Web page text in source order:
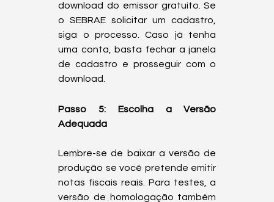
download do emissor gratuito. Se
o SEBRAE solicitar um cadastro,
siga o processo. Caso já tenha
uma conta, basta fechar a janela
de cadastro e prosseguir com o
download.
Passo 5: Escolha a Versão
Adequada
Lembre-se de baixar a versão de
produção se você pretende emitir
notas fiscais reais. Para testes, a
versão de homologação também